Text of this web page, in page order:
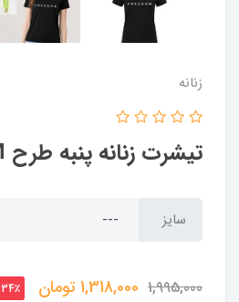
زنانه
تیشرت زنانه پنبه طرح FREDOM
سایز
1,995,000
1,318,000تومان 34٪